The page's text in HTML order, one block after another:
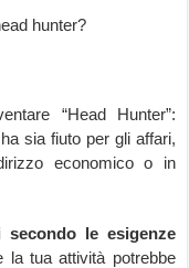
hunter?
“Head Hunter”:
sia fiuto per gli affari,
economico o in
le esigenze
tua attività potrebbe